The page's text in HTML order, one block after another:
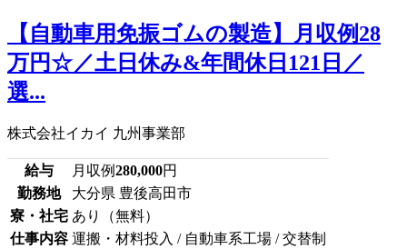
【自動車用免振ゴムの製造】月収例28
万円☆／土日休み&年間休日121日／
選...
株式会社イカイ 九州事業部
給与 月収例280,000円
勤務地
大分県 豊後高田市
寮・社宅 あり（無料）
仕事内容 運搬・材料投入 / 自動車系工場 / 交替制